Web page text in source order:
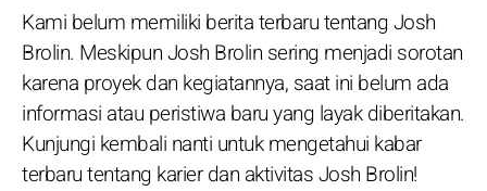
Kami belum memiliki berita terbaru tentang Josh
Brolin. Meskipun Josh Brolin sering menjadi sorotan
karena proyek dan kegiatannya, saat ini belum ada
informasi atau peristiwa baru yang layak diberitakan.
Kunjungi kembali nanti untuk mengetahui kabar
terbaru tentang karier dan aktivitas Josh Brolin!